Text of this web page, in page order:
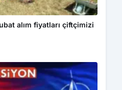
alım fiyatları çiftçimizi